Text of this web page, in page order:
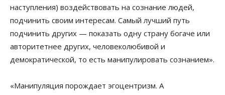
наступления) воздействовать на сознание людей,
подчинить своим интересам. Самый лучший путь
подчинить других — показать одну страну богаче или
авторитетнее других, человеколюбивой и
демократической, то есть манипулировать сознанием».
«Манипуляция порождает эгоцентризм. А